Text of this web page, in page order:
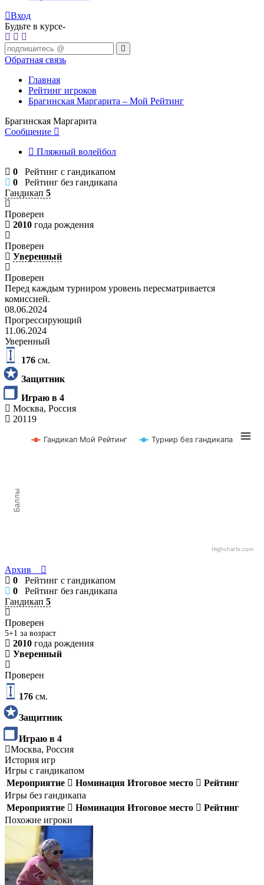
Вход
Будьте в курсе-
Обратная связь
Главная
Рейтинг игроков
Брагинская Маргарита – Мой Рейтинг
Брагинская Маргарита
Сообщение
Пляжный волейбол
0 Рейтинг с гандикапом
0 Рейтинг без гандикапа
Гандикап 5
Проверен
2010 года рождения
Проверен
Уверенный
Проверен
Перед каждым турниром уровень пересматривается
комиссией.
08.06.2024
Прогрессирующий
11.06.2024
Уверенный
176 см.
Защитник
Играю в 4
Москва, Россия
20119
Баллы
Гандикап Мой Рейтинг Турнир без гандикапа
Highcharts.com
Архив
0 Рейтинг с гандикапом
0 Рейтинг без гандикапа
Гандикап 5
Проверен
5+1 за возраст
2010 года рождения
Уверенный
Проверен
176 см.
Защитник
Играю в 4
Москва, Россия
История игр
Игры с гандикапом
Мероприятие
Номинация Итоговое место
Рейтинг
Игры без гандикапа
Мероприятие
Номинация Итоговое место
Рейтинг
Похожие игроки